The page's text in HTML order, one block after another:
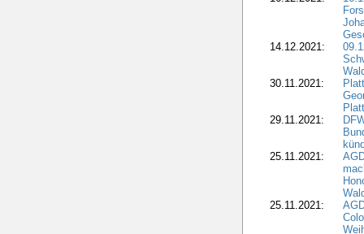
14.12.2021:
30.11.2021:
29.11.2021:
25.11.2021:
25.11.2021: